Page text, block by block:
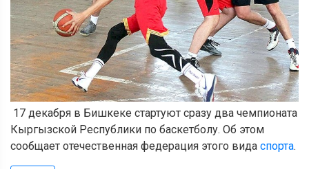
17 декабря в Бишкеке стартуют сразу два чемпионата
Кыргызской Республики по баскетболу. Об этом
сообщает отечественная федерация этого вида спорта.